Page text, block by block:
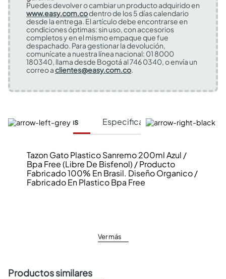
Puedes devolver o cambiar un producto adquirido en
www.easy.com.codentro de los 5 días calendario
desde la entrega. El artículo debe encontrarse en
condiciones óptimas: sin uso, con accesorios
completos y en el mismo empaque que fue
despachado. Para gestionar la devolución,
comunícate a nuestra línea nacional: 01 8000
180340, llama desde Bogotá al 746 0340, o envía un
correo aclientes@easy.com.co.
Características Especificaciones Técnicas
Tazon Gato Plastico Sanremo 200ml Azul /
Bpa Free (Libre De Bisfenol) / Producto
Fabricado 100% En Brasil. Diseño Organico /
Fabricado En Plastico Bpa Free
Ver más
Productos similares